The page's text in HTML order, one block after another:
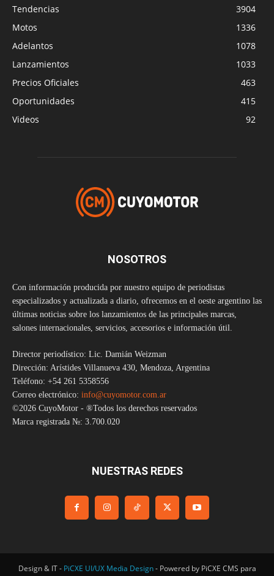
Tendencias
3904
Motos
1336
Adelantos
1078
Lanzamientos
1033
Precios Oficiales
463
Oportunidades
415
Videos
92
NOSOTROS
Con información producida por nuestro equipo de periodistas
especializados y actualizada a diario, ofrecemos en el oeste argentino las
últimas noticias sobre los lanzamientos de las principales marcas,
salones internacionales, servicios, accesorios e información útil.
Director periodístico: Lic. Damián Weizman
Dirección: Arístides Villanueva 430, Mendoza, Argentina
Teléfono: +54 261 5358556
Correo electrónico: info@cuyomotor.com.ar
©2026 CuyoMotor - ®Todos los derechos reservados
Marca registrada №: 3.700.020
NUESTRAS REDES
Design & IT - PiCXE UI/UX Media Design- Powered by PiCXE CMS para